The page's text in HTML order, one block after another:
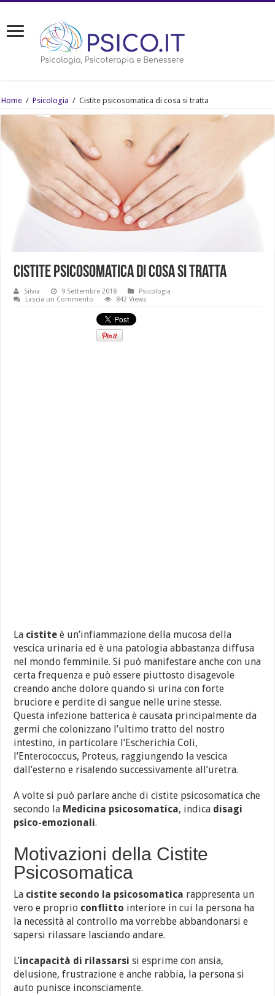
Home / Psicologia / Cistite psicosomatica di cosa si tratta
Cistite psicosomatica di cosa si tratta
Silvia 9 Settembre 2018
Psicologia
Lascia un Commento
842 Views
La cistite è un’infiammazione della mucosa della
vescica urinaria ed è una patologia abbastanza diffusa
nel mondo femminile. Si può manifestare anche con una
certa frequenza e può essere piuttosto disagevole
creando anche dolore quando si urina con forte
bruciore e perdite di sangue nelle urine stesse.
Questa infezione batterica è causata principalmente da
germi che colonizzano l’ultimo tratto del nostro
intestino, in particolare l’Escherichia Coli,
l’Enterococcus, Proteus, raggiungendo la vescica
dall’esterno e risalendo successivamente all’uretra.
A volte si può parlare anche di cistite psicosomatica che
secondo la Medicina psicosomatica, indica disagi
psico-emozionali.
Motivazioni della Cistite
Psicosomatica
La cistite secondo la psicosomatica rappresenta un
vero e proprio conflitto interiore in cui la persona ha
la necessità al controllo ma vorrebbe abbandonarsi e
sapersi rilassare lasciando andare.
L’incapacità di rilassarsi si esprime con ansia,
delusione, frustrazione e anche rabbia, la persona si
auto punisce inconsciamente.